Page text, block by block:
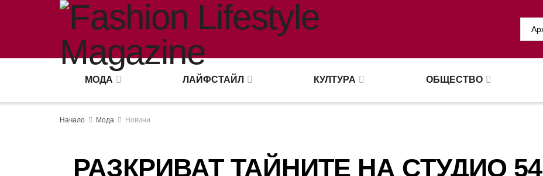
МОДА ЛАЙФСТАЙЛ КУЛТУРА ОБЩЕСТВО
Начало Мода Новини
РАЗКРИВАТ ТАЙНИТЕ НА СТУДИО 54